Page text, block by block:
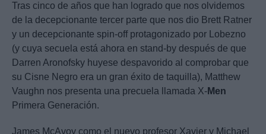
Tras cinco de años que han logrado que nos olvidemos
de la decepcionante tercer parte que nos dio Brett Ratner
y un decepcionante spin-off protagonizado por Lobezno
(y cuya secuela está ahora en stand-by después de que
Darren Aronofsky huyese despavorido al comprobar que
su Cisne Negro era un gran éxito de taquilla), Matthew
Vaughn nos presenta una precuela llamada X-Men
Primera Generación.
James McAvoy como el nuevo profesor Xavier y Michael